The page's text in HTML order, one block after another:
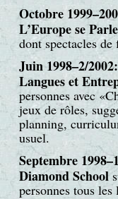
Octobre
L’Europe se Parle
dont spectacles de
Juin 1998–2/2002:
Langues et
personnes avec
jeux de rôles,
planning,
usuel.
Septembre
Diamond School
personnes tous